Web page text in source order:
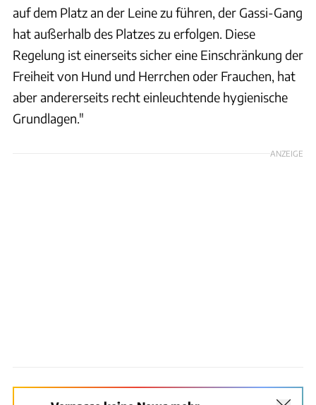
auf dem Platz an der Leine zu führen, der Gassi-Gang
hat außerhalb des Platzes zu erfolgen. Diese
Regelung ist einerseits sicher eine Einschränkung der
Freiheit von Hund und Herrchen oder Frauchen, hat
aber andererseits recht einleuchtende hygienische
Grundlagen."
ANZEIGE